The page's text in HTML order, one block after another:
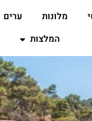
מלונות ערים
המלצות